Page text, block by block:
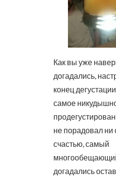
Как вы уже
догадались,
конец
самое
не порадовал ни
счастью, самый
догадались